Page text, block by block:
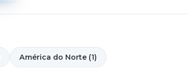
América do Norte (1)